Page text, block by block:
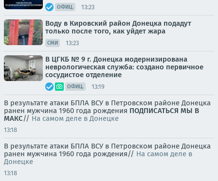
ОФИЦ. 13:23
Воду в Кировский район Донецка подадут
только после того, как уйдет жара
СМИ 13:23
В ЦГКБ № 9 г. Донецка модернизирована
неврологическая служба: создано первичное
сосудистое отделение
ОФИЦ. 13:19
В результате атаки БПЛА ВСУ в Петровском районе Донецка
ранен мужчина 1960 года рождения ПОДПИСАТЬСЯ МЫ В
MAКС// На самом деле в Донецке
13:18
В результате атаки БПЛА ВСУ в Петровском районе Донецка
ранен мужчина 1960 года рождения// На самом деле в
Донецке
13:18